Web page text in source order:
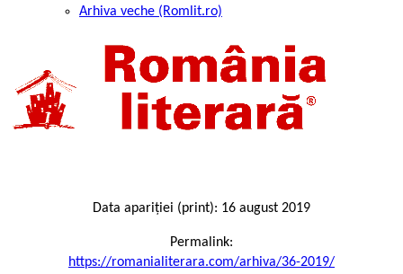
Arhiva veche (Romlit.ro)
Data apariției (print): 16 august 2019
Permalink:
https://romanialiterara.com/arhiva/36-2019/